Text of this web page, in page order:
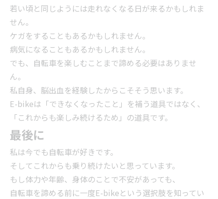
若い頃と同じようには走れなくなる日が来るかもしれま
せん。
ケガをすることもあるかもしれません。
病気になることもあるかもしれません。
でも、自転車を楽しむことまで諦める必要はありませ
ん。
私自身、脳出血を経験したからこそそう思います。
E-bikeは「できなくなったこと」を補う道具ではなく、
「これからも楽しみ続けるため」の道具です。
最後に
私は今でも自転車が好きです。
そしてこれからも乗り続けたいと思っています。
もし体力や年齢、身体のことで不安があっても、
自転車を諦める前に一度E-bikeという選択肢を知ってい